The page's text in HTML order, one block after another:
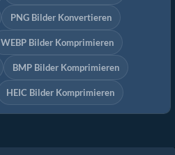
PNG Bilder Konvertieren
WEBP Bilder Komprimieren
BMP Bilder Komprimieren
HEIC Bilder Komprimieren